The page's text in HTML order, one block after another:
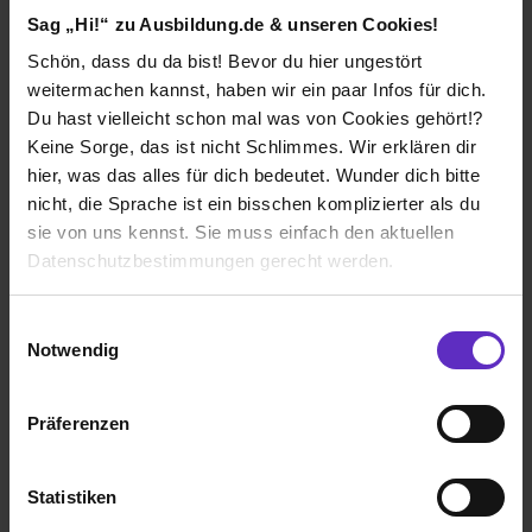
Sag „Hi!“ zu Ausbildung.de & unseren Cookies!
Schön, dass du da bist! Bevor du hier ungestört
weitermachen kannst, haben wir ein paar Infos für dich.
Du hast vielleicht schon mal was von Cookies gehört!?
Keine Sorge, das ist nicht Schlimmes. Wir erklären dir
hier, was das alles für dich bedeutet. Wunder dich bitte
nicht, die Sprache ist ein bisschen komplizierter als du
sie von uns kennst. Sie muss einfach den aktuellen
Datenschutzbestimmungen gerecht werden.
Benutzung der Webseite getroffenen Einstellungen zu
Webseite zu analysieren („Statistiken“), um
Informationen zu deiner Verwendung unserer Website an
Notwendig
Präferenzen
Statistiken
Ausbildung Kaufmann für Versicherungen und
Finanzanlagen Außendienst 2026 (m/w/d)
Kürten
51515 Kürten